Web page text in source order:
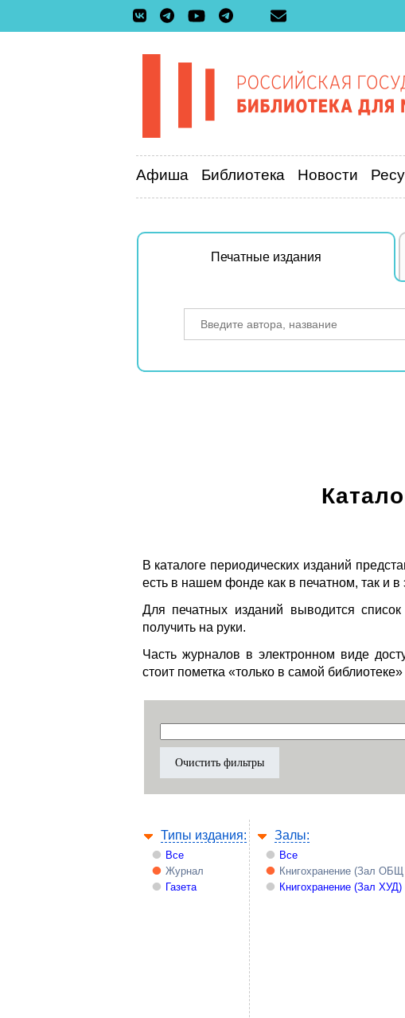
Афиша Библиотека Новости
Печатные издания
В каталоге периодических изданий
есть в нашем фонде как в печатном, так и
Для печатных изданий выводится
получить на руки.
Часть журналов в электронном виде
стоит пометка «только в самой библиотеке»
Типы издания:
Все
Журнал
Газета
Залы:
Все
Книгохранение (Зал ОБЩ
Книгохранение (Зал ХУД)